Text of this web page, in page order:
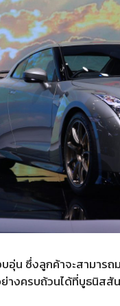
น ซึ่งลูกค้าจะสามาร
างครบถ้วนได้ที่บูธนิสสั